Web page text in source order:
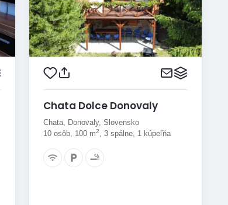
Chata Dolce Donovaly
Chata, Donovaly, Slovensko
10 osôb, 100 m2, 3 spálne, 1 kúpeľňa